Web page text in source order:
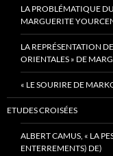
LA PROBLÉMATIQUE
MARGUERITE
LA REPRÉSENTATION
ORIENTALES » DE
« LE SOURIRE DE
ETUDES CROISÉES
ALBERT CAMUS, « LA
ENTERREMENTS) DE)